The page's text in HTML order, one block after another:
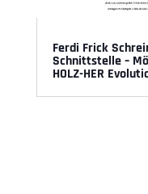
Ferdi Frick
Schnittstelle –
HOLZ-HER